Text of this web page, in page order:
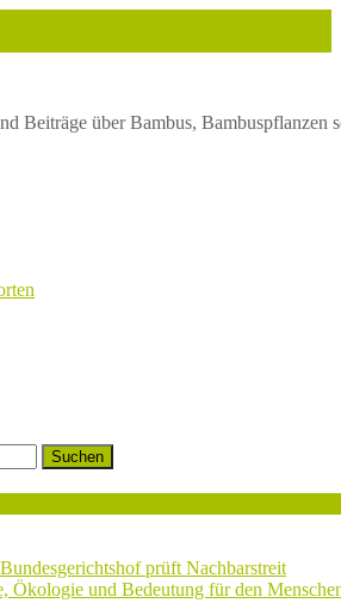
Beiträge über Bambus,
prüft Nachbarstreit
Ökologie und Bedeutung für den